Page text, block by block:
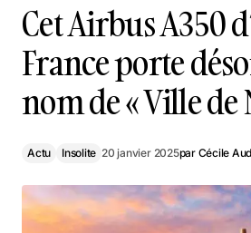
Cet Airbus A350
France porte
nom de « Ville de
Actu Insolite 20 janvier 2025par Cécile